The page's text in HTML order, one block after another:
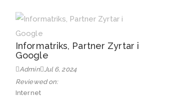
Informatriks, Partner Zyrtar i
Google
Admin Jul 6, 2024
Reviewed on:
Internet